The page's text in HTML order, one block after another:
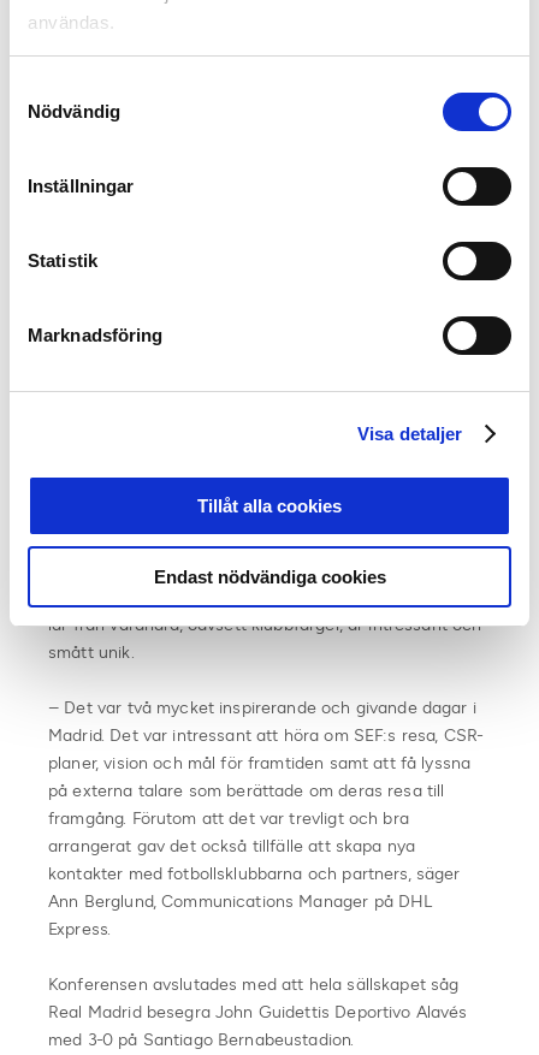
användas.
Nödvändig
Inställningar
Statistik
Marknadsföring
Visa detaljer
Tillåt alla cookies
Endast nödvändiga cookies
David Hopkinson, Global Head of Partnership hos Real
Esterling, Partner EY.
Fotbollen ställde upp med följare talare: Mats Enquist,
Generalsekreterare på Svensk Elitfotboll, Anders
Beatrice Clarke, CSR Manager på Svensk Elitfotboll och
och berättade om sin ”resa” från granskad till granskare.
Allsvenskans Presenting partner DHL tycker att den
lär från varandra, oavsett klubbfärger, är intressant och
smått unik.
– Det var två mycket inspirerande och givande dagar i
Madrid. Det var intressant att höra om SEF:s resa, CSR-
planer, vision och mål för framtiden samt att få lyssna
på externa talare som berättade om deras resa till
framgång. Förutom att det var trevligt och bra
arrangerat gav det också tillfälle att skapa nya
kontakter med fotbollsklubbarna och partners, säger
Ann Berglund, Communications Manager på DHL
Express.
Konferensen avslutades med att hela sällskapet såg
Real Madrid besegra John Guidettis Deportivo Alavés
med 3-0 på Santiago Bernabeustadion.